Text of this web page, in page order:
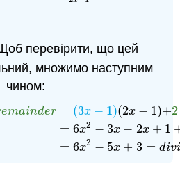
перевірити, що цей
множимо наступним
чином:
emainder = (3x − 1)(2x − 1)+2
= 6x2 − 3x − 2x + 1
= 6x2 − 5x + 3 = divi
x− 1)(2 x− 1)+2 =6x2−3